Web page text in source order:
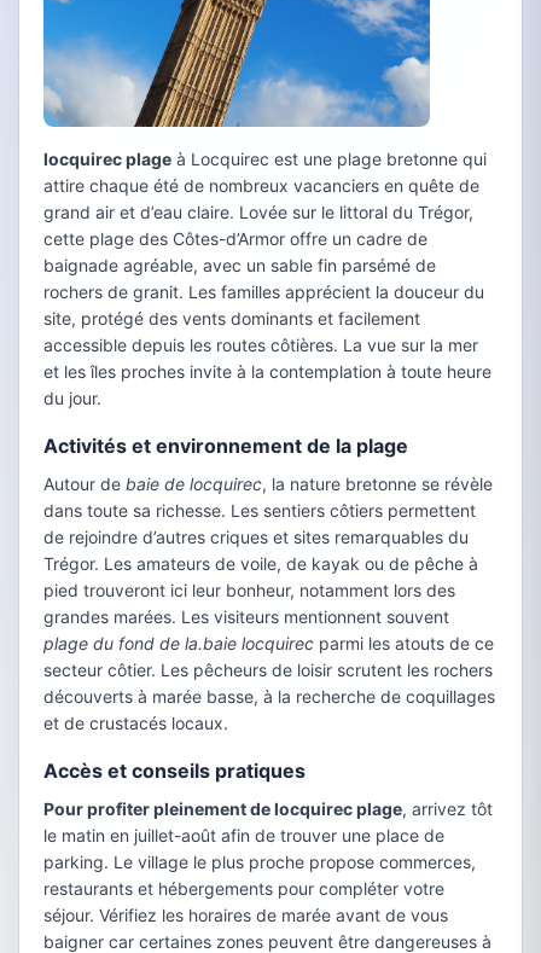
locquirec plage à Locquirec est une plage bretonne qui
attire chaque été de nombreux vacanciers en quête de
grand air et d’eau claire. Lovée sur le littoral du Trégor,
cette plage des Côtes-d’Armor offre un cadre de
baignade agréable, avec un sable fin parsémé de
rochers de granit. Les familles apprécient la douceur du
site, protégé des vents dominants et facilement
accessible depuis les routes côtières. La vue sur la mer
et les îles proches invite à la contemplation à toute heure
du jour.
Activités et environnement de la plage
Autour de baie de locquirec, la nature bretonne se révèle
dans toute sa richesse. Les sentiers côtiers permettent
de rejoindre d’autres criques et sites remarquables du
Trégor. Les amateurs de voile, de kayak ou de pêche à
pied trouveront ici leur bonheur, notamment lors des
grandes marées. Les visiteurs mentionnent souvent
plage du fond de la.baie locquirec parmi les atouts de ce
secteur côtier. Les pêcheurs de loisir scrutent les rochers
découverts à marée basse, à la recherche de coquillages
et de crustacés locaux.
Accès et conseils pratiques
Pour profiter pleinement de locquirec plage, arrivez tôt
le matin en juillet-août afin de trouver une place de
parking. Le village le plus proche propose commerces,
restaurants et hébergements pour compléter votre
séjour. Vérifiez les horaires de marée avant de vous
baigner car certaines zones peuvent être dangereuses à